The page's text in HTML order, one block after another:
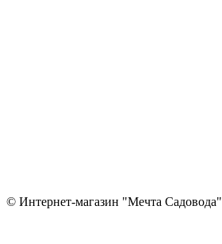
© Интернет-магазин "Мечта Садовода"